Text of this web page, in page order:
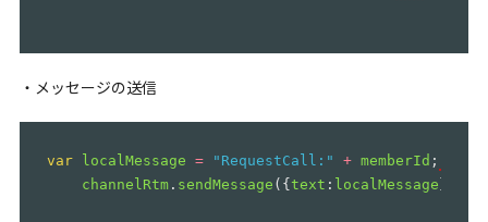
・メッセージの送信
var localMessage = " RequestCall: " + memberId ;
channelRtm . sendMessage ({text : localMessage